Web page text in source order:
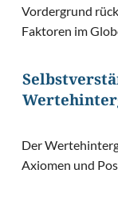
Vordergrund
Faktoren im
Der
Axiomen und